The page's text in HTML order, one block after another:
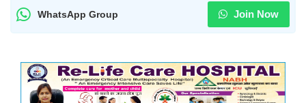
WhatsApp Group Join Now